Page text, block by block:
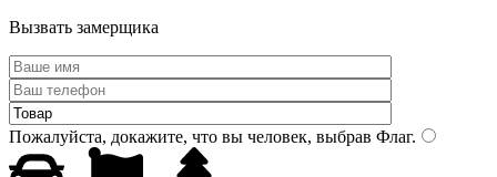
Вызвать замерщика
Пожалуйста, докажите, что вы человек, выбрав Флаг.